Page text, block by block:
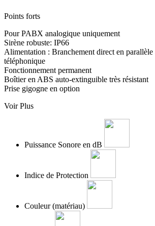
Points forts
Pour PABX analogique uniquement
Sirène robuste: IP66
Alimentation : Branchement direct en
téléphonique
Fonctionnement permanent
Boîtier en ABS auto-extinguible très résistant
Prise gigogne en option
Voir Plus
Puissance Sonore en dB
Indice de Protection
Couleur (matériau)